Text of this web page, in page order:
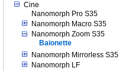
Cine
Nanomorph Pro S35
Nanomorph Macro S35
Nanomorph Zoom S35
Baionette
Nanomorph Mirrorless S35
Nanomorph LF